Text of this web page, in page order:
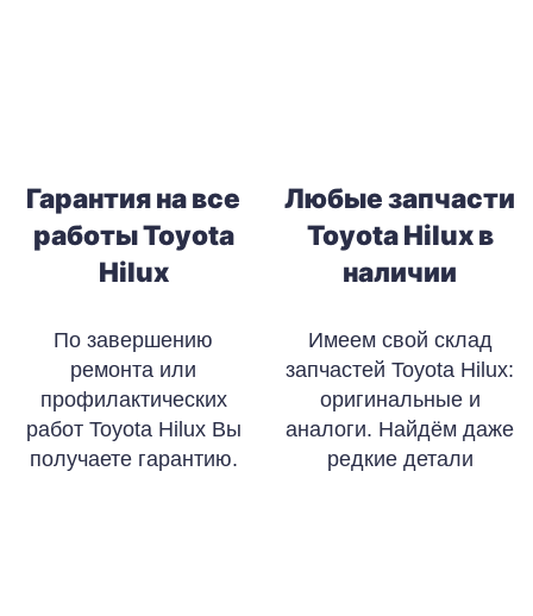
Гарантия на все
работы Toyota
Hilux
По завершению
ремонта или
профилактических
работ Toyota Hilux Вы
получаете гарантию.
Любые запчасти
Toyota Hilux в
наличии
Имеем свой склад
запчастей Toyota Hilux:
оригинальные и
аналоги. Найдём даже
редкие детали